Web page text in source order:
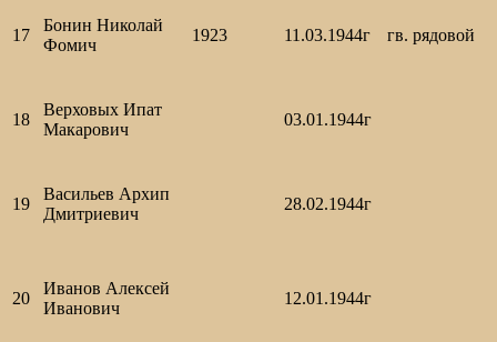
17
Бонин Николай
Фомич
1923 11.03.1944г гв. рядовой
18
Верховых Ипат
Макарович
03.01.1944г
19
Васильев Архип
Дмитриевич
28.02.1944г
20
Иванов Алексей
Иванович
12.01.1944г